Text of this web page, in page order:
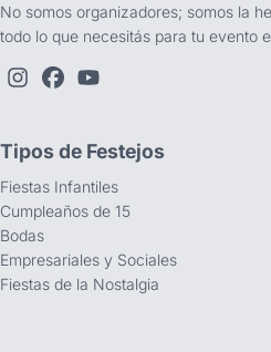
No somos organizadores; somos la
todo lo que necesitás para tu evento
Tipos de Festejos
Fiestas Infantiles
Cumpleaños de 15
Bodas
Empresariales y Sociales
Fiestas de la Nostalgia